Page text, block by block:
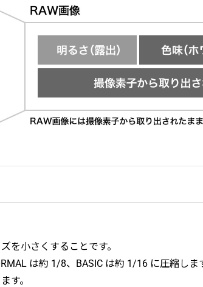
を小さくすることです。
は約 1/8、BASIC は約 1/16 に圧縮しま
す。